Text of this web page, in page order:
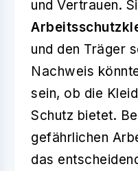
und Vertrauen.
und den Träger
Nachweis
sein, ob die
Schutz bietet.
gefährlichen
das